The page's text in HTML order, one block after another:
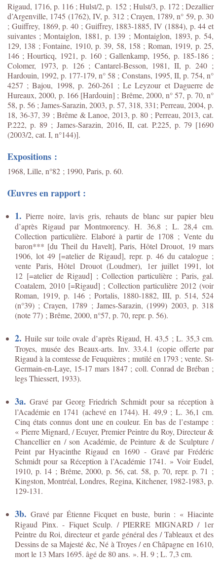
Rigaud, 1716, p. 116 ; Hulst/2, p. 152 ; Hulst/3, p. 172 ; Dezallier
d’Argenville, 1745 (1762), IV, p. 312 ; Crayen, 1789, n° 59, p. 30
; Guiffrey, 1869, p. 40 ; Guiffrey, 1883-1885, IV (1884), p. 44 et
suivantes ; Montaiglon, 1881, p. 139 ; Montaiglon, 1893, p. 54,
129, 138 ; Fontaine, 1910, p. 39, 58, 158 ; Roman, 1919, p. 25,
146 ; Hourticq, 1921, p. 160 ; Gallenkamp, 1956, p. 185-186 ;
Colomer, 1973, p. 126 ; Cantarel-Besson, 1981, II, p. 240 ;
Hardouin, 1992, p. 177-179, n° 58 ; Constans, 1995, II, p. 754, n°
4257 ; Bajou, 1998, p. 260-261 ; Le Leyzour et Daguerre de
Hureaux, 2000, p. 166 [Hardouin] ; Brême, 2000, n° 57, p. 70, n°
58, p. 56 ; James-Sarazin, 2003, p. 57, 318, 331; Perreau, 2004, p.
18, 36-37, 39 ; Brême & Lanoe, 2013, p. 80 ; Perreau, 2013, cat.
P.222, p. 89 ; James-Sarazin, 2016, II, cat. P.225, p. 79 [1690
(2003/2, cat. I, n°144)].
Expositions :
1968, Lille, n°82 ; 1990, Paris, p. 60.
Œuvres en rapport :
1. Pierre noire, lavis gris, rehauts de blanc sur papier bleu
d’après Rigaud par Montmorency. H. 36,8 ; L. 28,4 cm.
Collection particulière. Elaboré à partir de 1708 ; Vente du
baron*** [du Theil du Havelt], Paris, Hôtel Drouot, 19 mars
1906, lot 49 [=atelier de Rigaud], repr. p. 46 du catalogue ;
vente Paris, Hôtel Drouot (Loudmer), 1er juillet 1991, lot
12 [=atelier de Rigaud] ; Collection particulière ; Paris, gal.
Coatalem, 2010 [=Rigaud] ; Collection particulière 2012 (voir
Roman, 1919, p. 146 ; Portalis, 1880-1882, III, p. 514, 524
(n°39) ; Crayen, 1789 ; James-Sarazin, (1999) 2003, p. 318
(note 77) ; Brême, 2000, n°57, p. 70, repr. p. 56).
2. Huile sur toile ovale d’après Rigaud, H. 43,5 ; L. 35,3 cm.
Troyes, musée des Beaux-arts. Inv. 33.4.1 (copie offerte par
Rigaud à la comtesse de Feuquières ; mutilé en 1793 ; vente. St-
Germain-en-Laye, 15-17 mars 1847 ; coll. Conrad de Bréban ;
legs Thiessert, 1933).
3a. Gravé par Georg Friedrich Schmidt pour sa réception à
l’Académie en 1741 (achevé en 1744). H. 49,9 ; L. 36,1 cm.
Cinq états connus dont une en couleur. En bas de l’estampe :
« Pierre Mignard, / Ecuyer, Premier Peintre du Roy, Directeur &
Chancellier en / son Académie, de Peinture & de Sculpture /
Peint par Hyacinthe Rigaud en 1690 - Gravé par Frédéric
Schmidt pour sa Réception à l’Académie 1741. » Voir Eudel,
1910, p. 14 ; Brême, 2000, p. 56, cat. 58, p. 70, repr. p. 71 ;
Kingston, Montréal, Londres, Regina, Kitchener, 1982-1983, p.
129-131.
3b. Gravé par Étienne Ficquet en buste, burin : « Hiacinte
Rigaud Pinx. - Fiquet Sculp. / PIERRE MIGNARD / 1er
Peintre du Roi, directeur et garde général des / Tableaux et des
Dessins de sa Majesté &c, Né à Troyes / en Chãpagne en 1610,
mort le 13 Mars 1695. âgé de 80 ans. ». H. 9 ; L. 7,3 cm.